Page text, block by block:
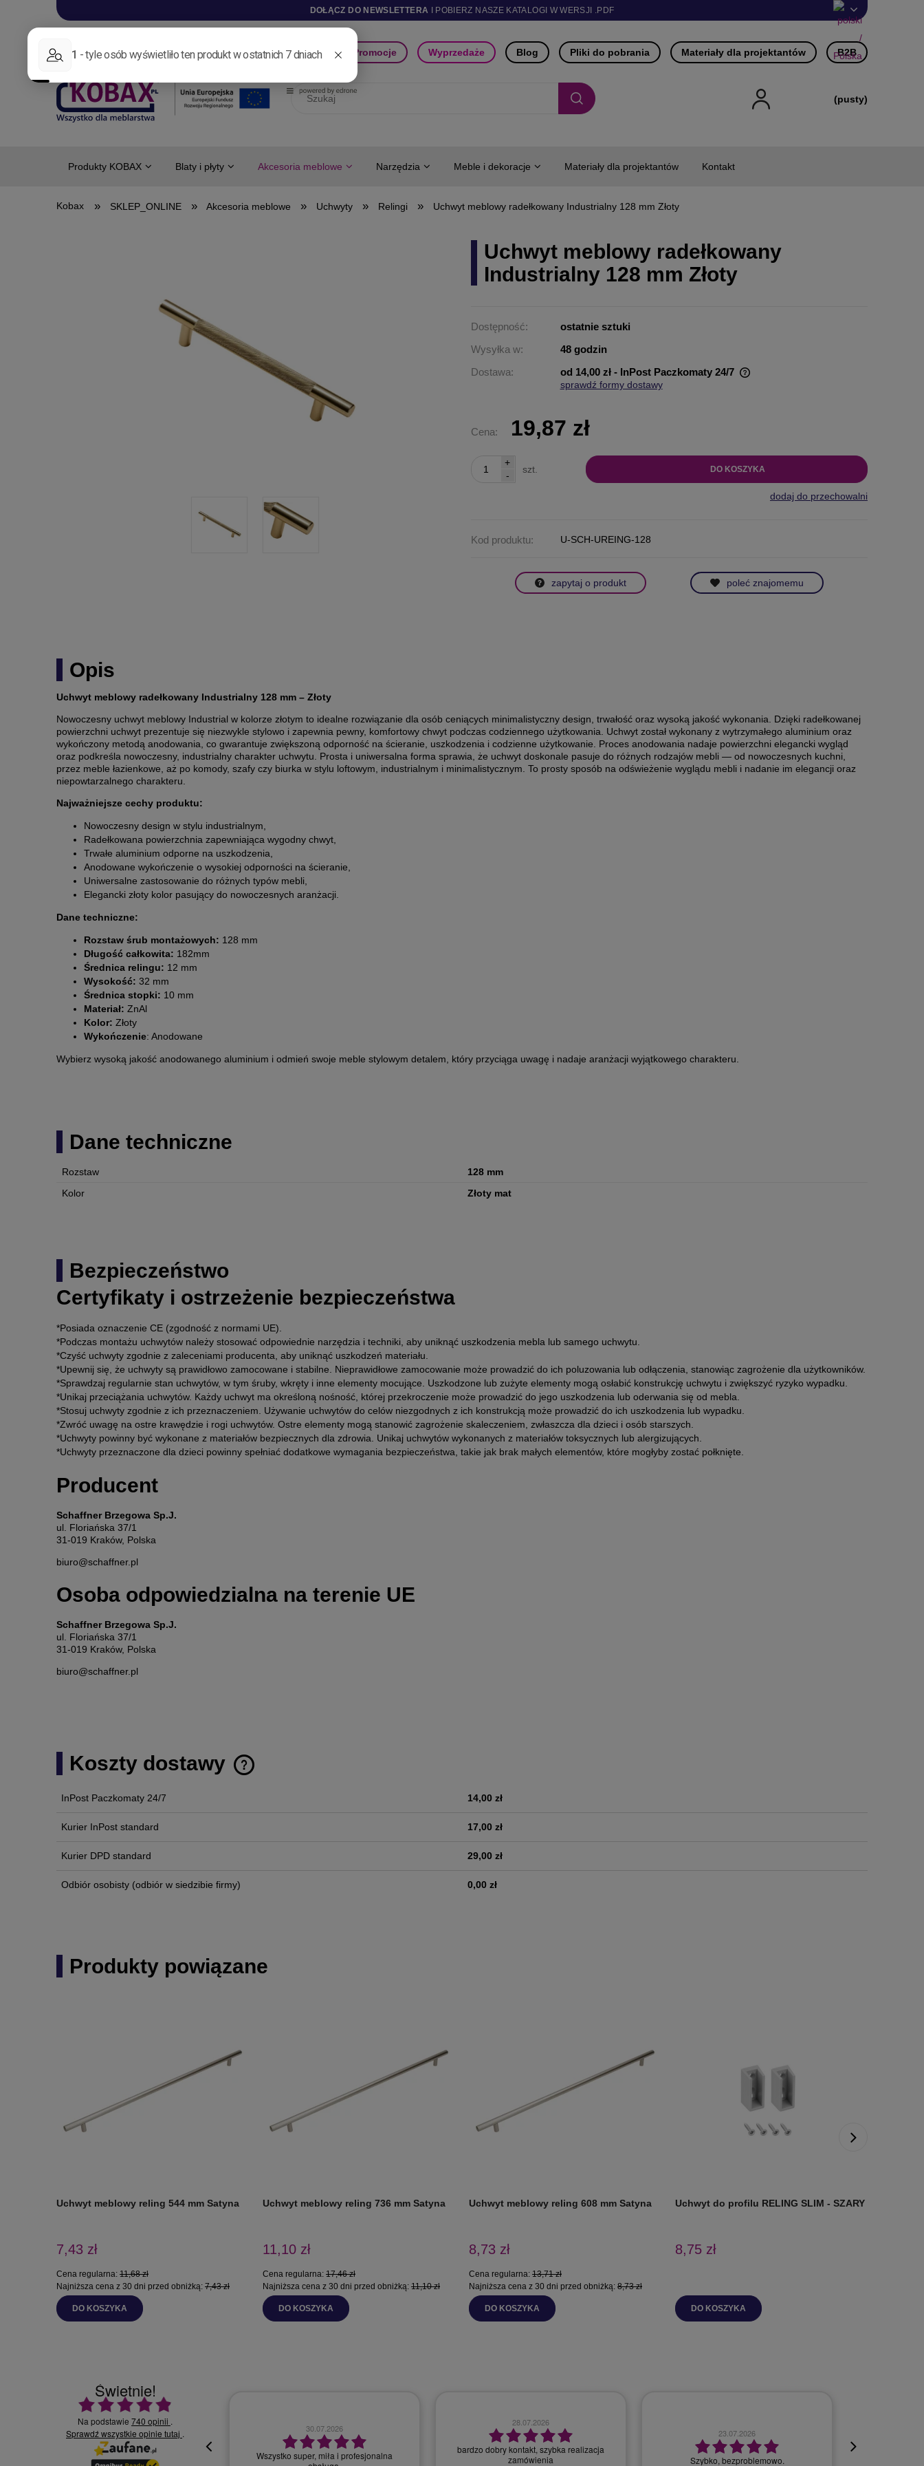
DOŁĄCZ DO NEWSLETTERA I POBIERZ NASZE KATALOGI W WERSJI .PDF
Aktualności Nowości Promocje Wyprzedaże Blog Pliki do pobrania Materiały dla projektantów B2B
(pusty)
Produkty KOBAX Blaty i płyty Akcesoria meblowe Narzędzia Meble i dekoracje Materiały dla projektantów Kontakt
» SKLEP_ONLINE » Akcesoria meblowe » Uchwyty » Relingi » Uchwyt meblowy radełkowany Industrialny 128 mm Złoty
Uchwyt meblowy radełkowany
Industrialny 128 mm Złoty
Dostępność:
ostatnie sztuki
Wysyłka w:
48 godzin
Dostawa:
od 14,00 zł - InPost Paczkomaty 24/7
sprawdź formy dostawy
Cena: 19,87 zł
-
+
szt. DO KOSZYKA
dodaj do przechowalni
Kod produktu: U-SCH-UREING-128
zapytaj o produkt poleć znajomemu
Opis
Uchwyt meblowy radełkowany Industrialny 128 mm – Złoty
Nowoczesny uchwyt meblowy Industrial w kolorze złotym to idealne rozwiązanie dla osób ceniących minimalistyczny design, trwałość oraz wysoką jakość wykonania. Dzięki radełkowanej
powierzchni uchwyt prezentuje się niezwykle stylowo i zapewnia pewny, komfortowy chwyt podczas codziennego użytkowania. Uchwyt został wykonany z wytrzymałego aluminium oraz
wykończony metodą anodowania, co gwarantuje zwiększoną odporność na ścieranie, uszkodzenia i codzienne użytkowanie. Proces anodowania nadaje powierzchni elegancki wygląd
oraz podkreśla nowoczesny, industrialny charakter uchwytu. Prosta i uniwersalna forma sprawia, że uchwyt doskonale pasuje do różnych rodzajów mebli — od nowoczesnych kuchni,
przez meble łazienkowe, aż po komody, szafy czy biurka w stylu loftowym, industrialnym i minimalistycznym. To prosty sposób na odświeżenie wyglądu mebli i nadanie im elegancji oraz
niepowtarzalnego charakteru.
Najważniejsze cechy produktu:
Nowoczesny design w stylu industrialnym,
Radełkowana powierzchnia zapewniająca wygodny chwyt,
Trwałe aluminium odporne na uszkodzenia,
Anodowane wykończenie o wysokiej odporności na ścieranie,
Uniwersalne zastosowanie do różnych typów mebli,
Elegancki złoty kolor pasujący do nowoczesnych aranżacji.
Dane techniczne:
Rozstaw śrub montażowych: 128 mm
Długość całkowita: 182mm
Średnica relingu: 12 mm
Wysokość: 32 mm
Średnica stopki: 10 mm
Materiał: ZnAl
Kolor: Złoty
Wykończenie: Anodowane
Wybierz wysoką jakość anodowanego aluminium i odmień swoje meble stylowym detalem, który przyciąga uwagę i nadaje aranżacji wyjątkowego charakteru.
Dane techniczne
Rozstaw
128 mm
Kolor
Złoty mat
Bezpieczeństwo
Certyfikaty i ostrzeżenie bezpieczeństwa
*Posiada oznaczenie CE (zgodność z normami UE).
*Podczas montażu uchwytów należy stosować odpowiednie narzędzia i techniki, aby uniknąć uszkodzenia mebla lub samego uchwytu.
*Czyść uchwyty zgodnie z zaleceniami producenta, aby uniknąć uszkodzeń materiału.
*Upewnij się, że uchwyty są prawidłowo zamocowane i stabilne. Nieprawidłowe zamocowanie może prowadzić do ich poluzowania lub odłączenia, stanowiąc zagrożenie dla użytkowników.
*Sprawdzaj regularnie stan uchwytów, w tym śruby, wkręty i inne elementy mocujące. Uszkodzone lub zużyte elementy mogą osłabić konstrukcję uchwytu i zwiększyć ryzyko wypadku.
*Unikaj przeciążania uchwytów. Każdy uchwyt ma określoną nośność, której przekroczenie może prowadzić do jego uszkodzenia lub oderwania się od mebla.
*Stosuj uchwyty zgodnie z ich przeznaczeniem. Używanie uchwytów do celów niezgodnych z ich konstrukcją może prowadzić do ich uszkodzenia lub wypadku.
*Zwróć uwagę na ostre krawędzie i rogi uchwytów. Ostre elementy mogą stanowić zagrożenie skaleczeniem, zwłaszcza dla dzieci i osób starszych.
*Uchwyty powinny być wykonane z materiałów bezpiecznych dla zdrowia. Unikaj uchwytów wykonanych z materiałów toksycznych lub alergizujących.
*Uchwyty przeznaczone dla dzieci powinny spełniać dodatkowe wymagania bezpieczeństwa, takie jak brak małych elementów, które mogłyby zostać połknięte.
Producent
Schaffner Brzegowa Sp.J.
ul. Floriańska 37/1
31-019 Kraków, Polska
biuro@schaffner.pl
Osoba odpowiedzialna na terenie UE
Schaffner Brzegowa Sp.J.
ul. Floriańska 37/1
31-019 Kraków, Polska
biuro@schaffner.pl
Koszty dostawy
InPost Paczkomaty 24/7 14,00 zł
Kurier InPost standard 17,00 zł
Kurier DPD standard 29,00 zł
Odbiór osobisty (odbiór w siedzibie firmy) 0,00 zł
Produkty powiązane
Uchwyt meblowy reling 544 mm Satyna
7,43 zł
Cena regularna: 11,68 zł
Najniższa cena z 30 dni przed obniżką: 7,43 zł
DO KOSZYKA
Uchwyt meblowy reling 736 mm Satyna
11,10 zł
Cena regularna: 17,46 zł
Najniższa cena z 30 dni przed obniżką: 11,10 zł
DO KOSZYKA
Uchwyt meblowy reling 608 mm Satyna
8,73 zł
Cena regularna: 13,71 zł
Najniższa cena z 30 dni przed obniżką: 8,73 zł
DO KOSZYKA
Uchwyt do profilu RELING SLIM - SZARY
8,75 zł
DO KOSZYKA
Świetnie!
Ocena średnia 4.9 na 5
Na podstawie 740 opinii .
Sprawdź wszystkie opinie tutaj .
30.07.2026
oki
30.07.2026
Wszystko super, miła i profesjonalna
28.07.2026
bardzo dobry kontakt, szybka realizacja
zamówienia
23.07.2026
Szybko, bezproblemowo.